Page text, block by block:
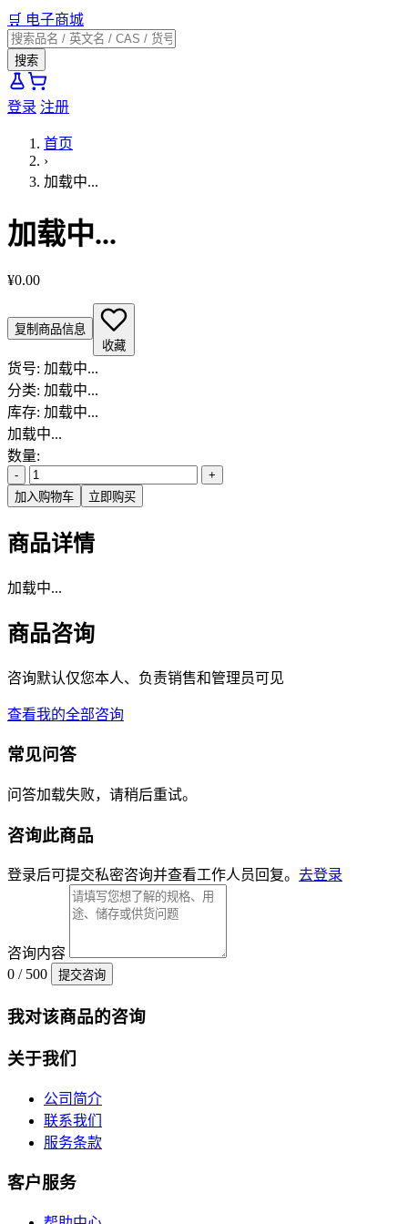
🛒 电子商城
搜索
登录 注册
首页
›
加载中...
加载中...
¥0.00
复制商品信息
收藏
货号: 加载中...
分类: 加载中...
库存: 加载中...
加载中...
数量:
-
+
加入购物车
立即购买
商品详情
加载中...
商品咨询
咨询默认仅您本人、负责销售和管理员可见
查看我的全部咨询
常见问答
问答加载失败，请稍后重试。
咨询此商品
登录后可提交私密咨询并查看工作人员回复。 去登录
咨询内容
0 / 500
提交咨询
我对该商品的咨询
关于我们
公司简介
联系我们
服务条款
客户服务